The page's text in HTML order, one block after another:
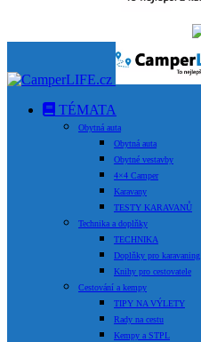
TÉMATA
Obytná auta
Obytná auta
Obytné vestavby
4×4 Camper
Karavany
TESTY KARAVANŮ
Technika a doplňky
TECHNIKA
Doplňky pro karavaning
Knihy pro cestovatele
Cestování a kempy
TIPY NA VÝLETY
Rady na cestu
Kempy a STPL